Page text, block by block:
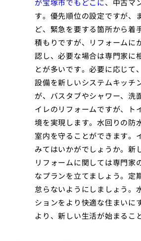
が宝塚市でもどこに、中古マ
す。優先順位の設定ですが、
ど、緊急を要する箇所から着
積もりですが、リフォームに
認し、必要な場合は専門家に
とが多いです。必要に応じて
設備を新しいシステムキッチ
が、バスタブやシャワー、洗
イレのリフォームですが、ト
境を実現します。水回りの防
室内を守ることができます。
みてはいかがでしょうか。新
リフォームに関しては専門
なプランを立てましょう。定
怠らないようにしましょう。
ションをより快適な住まいに
より、新しい生活が始まるこ